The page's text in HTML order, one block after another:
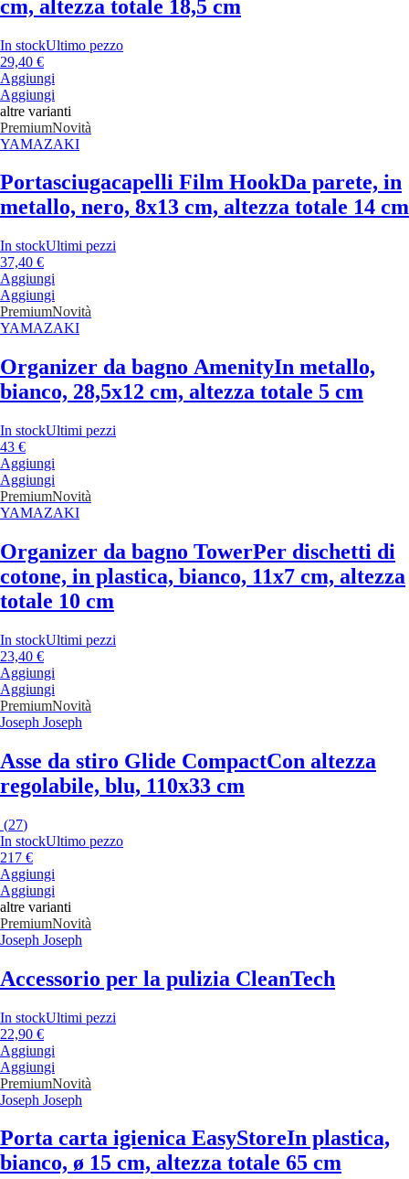
cm, altezza totale 18,5 cm
In stockUltimo pezzo
29,40 €
Aggiungi
Aggiungi
altre varianti
PremiumNovità
YAMAZAKI
Portasciugacapelli Film HookDa parete, in
metallo, nero, 8x13 cm, altezza totale 14 cm
In stockUltimi pezzi
37,40 €
Aggiungi
Aggiungi
PremiumNovità
YAMAZAKI
Organizer da bagno AmenityIn metallo,
bianco, 28,5x12 cm, altezza totale 5 cm
In stockUltimi pezzi
43 €
Aggiungi
Aggiungi
PremiumNovità
YAMAZAKI
Organizer da bagno TowerPer dischetti di
cotone, in plastica, bianco, 11x7 cm, altezza
totale 10 cm
In stockUltimi pezzi
23,40 €
Aggiungi
Aggiungi
PremiumNovità
Joseph Joseph
Asse da stiro Glide CompactCon altezza
regolabile, blu, 110x33 cm
(27)
In stockUltimo pezzo
217 €
Aggiungi
Aggiungi
altre varianti
PremiumNovità
Joseph Joseph
Accessorio per la pulizia CleanTech
In stockUltimi pezzi
22,90 €
Aggiungi
Aggiungi
PremiumNovità
Joseph Joseph
Porta carta igienica EasyStoreIn plastica,
bianco, ø 15 cm, altezza totale 65 cm